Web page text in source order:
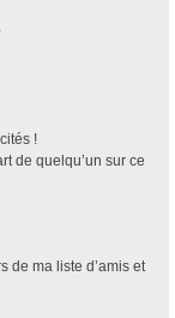
!
de quelqu’un sur ce
de ma liste d’amis et